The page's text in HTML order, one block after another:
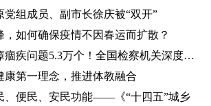
党组成员、副市长徐庆被“双开”
，如何确保疫情不因春运而扩散？
排查整改各类顽瘴痼疾问题5.3万个！全国检察机关深度推进
康第一理念，推进体教融合
、便民、安民功能——《“十四五”城乡